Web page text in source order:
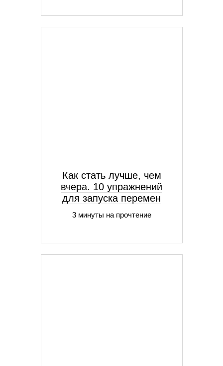
Как стать лучше, чем
вчера. 10 упражнений
для запуска перемен
3 минуты на прочтение